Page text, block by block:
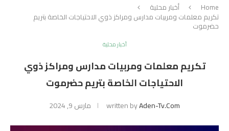
Home أخبار محلية
تكريم معلمات ومربيات مدارس ومراكز ذوي الاحتياجات الخاصة بتريم
حضرموت
أخبار محلية
تكريم معلمات ومربيات مدارس ومراكز ذوي
الاحتياجات الخاصة بتريم حضرموت
written byAden-Tv.com مارس 9, 2024